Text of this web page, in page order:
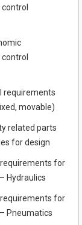
requirements
movable)
related parts
for design
for
Hydraulics
for
Pneumatics